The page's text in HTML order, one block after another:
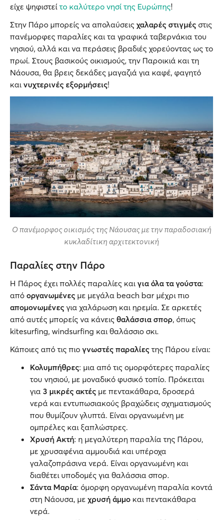
είχε ψηφιστεί το καλύτερο νησί της Ευρώπης!
Στην Πάρο μπορείς να απολαύσεις χαλαρές στιγμές στις
πανέμορφες παραλίες και τα γραφικά ταβερνάκια του
νησιού, αλλά και να περάσεις βραδιές χορεύοντας ως το
πρωί. Στους βασικούς οικισμούς, την Παροικιά και τη
Νάουσα, θα βρεις δεκάδες μαγαζιά για καφέ, φαγητό
και νυχτερινές εξορμήσεις!
Ο πανέμορφος οικισμός της Νάουσας με την παραδοσιακή
κυκλαδίτικη αρχιτεκτονική
Παραλίες στην Πάρο
Η Πάρος έχει πολλές παραλίες και για όλα τα γούστα:
από οργανωμένες με μεγάλα beach bar μέχρι πιο
απομονωμένες για χαλάρωση και ηρεμία. Σε αρκετές
από αυτές μπορείς να κάνεις θαλάσσια σπορ, όπως
kitesurfing, windsurfing και θαλάσσιο σκι.
Κάποιες από τις πιο γνωστές παραλίες της Πάρου είναι:
Κολυμπήθρες: μια από τις ομορφότερες παραλίες
του νησιού, με μοναδικό φυσικό τοπίο. Πρόκειται
για 3 μικρές ακτές με πεντακάθαρα, δροσερά
νερά και εντυπωσιακούς βραχώδεις σχηματισμούς
που θυμίζουν γλυπτά. Είναι οργανωμένη με
ομπρέλες και ξαπλώστρες.
Χρυσή Ακτή: η μεγαλύτερη παραλία της Πάρου,
με χρυσαφένια αμμουδιά και υπέροχα
γαλαζοπράσινα νερά. Είναι οργανωμένη και
διαθέτει υποδομές για θαλάσσια σπορ.
Σάντα Μαρία: όμορφη οργανωμένη παραλία κοντά
στη Νάουσα, με χρυσή άμμο και πεντακάθαρα
νερά.